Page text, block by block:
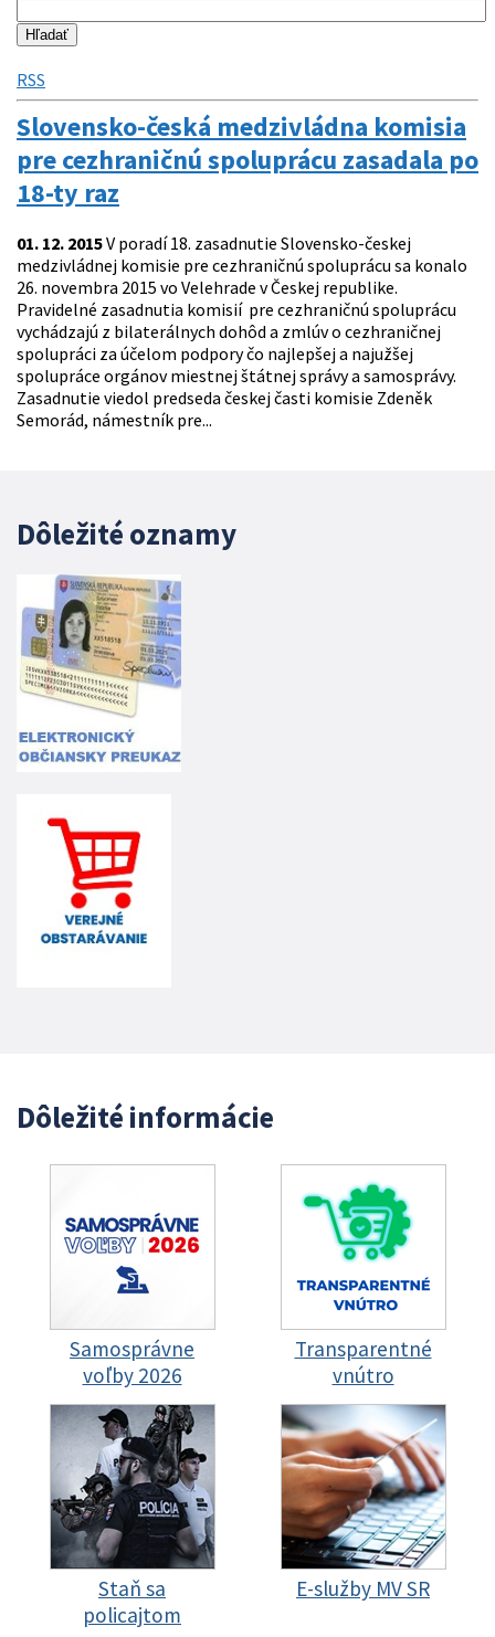
RSS
Slovensko-česká medzivládna komisia
pre cezhraničnú spoluprácu zasadala po
18-ty raz
01. 12. 2015V poradí 18. zasadnutie Slovensko-českej
medzivládnej komisie pre cezhraničnú spoluprácu sa konalo
26. novembra 2015 vo Velehrade v Českej republike.
Pravidelné zasadnutia komisií pre cezhraničnú spoluprácu
vychádzajú z bilaterálnych dohôd a zmlúv o cezhraničnej
spolupráci za účelom podpory čo najlepšej a najužšej
spolupráce orgánov miestnej štátnej správy a samosprávy.
Zasadnutie viedol predseda českej časti komisie Zdeněk
Semorád, námestník pre...
Dôležité oznamy
Dôležité informácie
Samosprávne
voľby 2026
Transparentné
vnútro
Staň sa
policajtom
E-služby MV SR